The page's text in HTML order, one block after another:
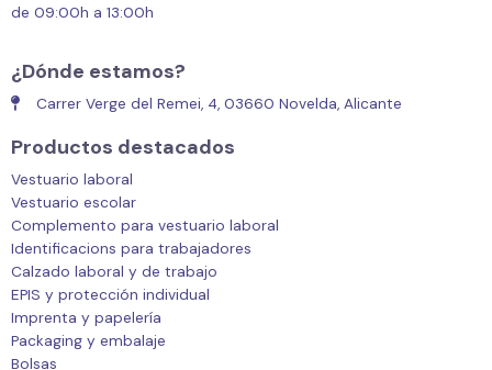
de 09:00h a 13:00h
¿Dónde estamos?
Carrer Verge del Remei, 4, 03660 Novelda, Alicante
Productos destacados
Vestuario laboral
Vestuario escolar
Complemento para vestuario laboral
Identificacions para trabajadores
Calzado laboral y de trabajo
EPIS y protección individual
Imprenta y papelería
Packaging y embalaje
Bolsas